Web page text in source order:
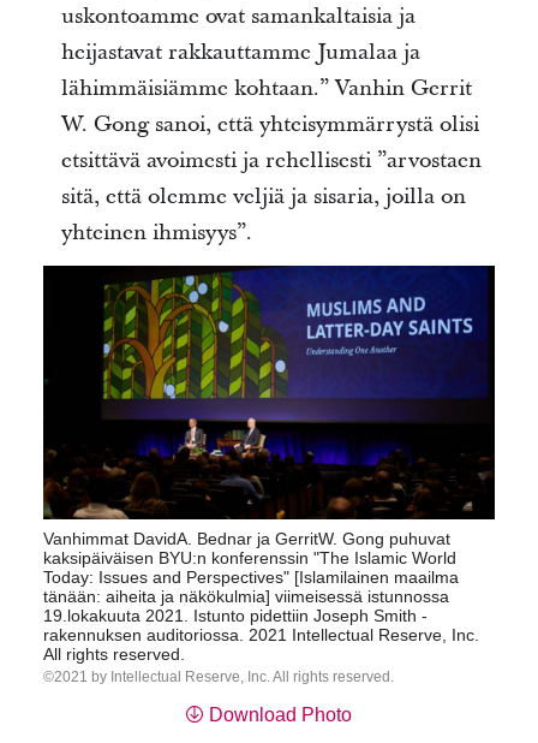
uskontoamme ovat samankaltaisia ja
heijastavat rakkauttamme Jumalaa ja
lähimmäisiämme kohtaan.” Vanhin Gerrit
W. Gong sanoi, että yhteisymmärrystä olisi
etsittävä avoimesti ja rehellisesti ”arvostaen
sitä, että olemme veljiä ja sisaria, joilla on
yhteinen ihmisyys”.
Vanhimmat DavidA. Bednar ja GerritW. Gong puhuvat
kaksipäiväisen BYU:n konferenssin "The Islamic World
Today: Issues and Perspectives" [Islamilainen maailma
tänään: aiheita ja näkökulmia] viimeisessä istunnossa
19.lokakuuta 2021. Istunto pidettiin Joseph Smith -
rakennuksen auditoriossa. 2021 Intellectual Reserve, Inc.
All rights reserved.
2021 by Intellectual Reserve, Inc. All rights reserved.
Download Photo